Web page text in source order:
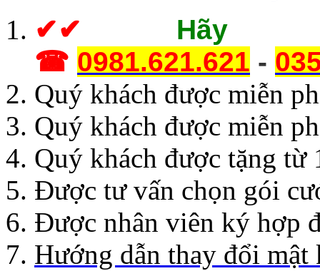
✔✔ Hãy
☎ 0981.621.621 -
Quý khách được miễn
Quý khách được miễn
Quý khách được tặng từ
Được tư vấn chọn gói
Được nhân viên ký hợp
Hướng dẫn thay đổi